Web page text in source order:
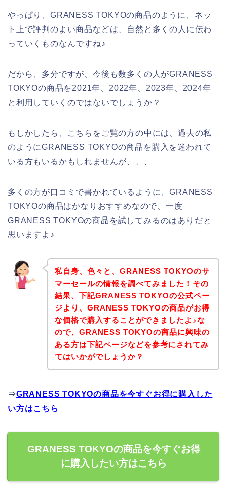
やっぱり、GRANESS TOKYOの商品のように、ネッ
ト上で評判のよい商品などは、自然と多くの人に伝わ
っていくものなんですね♪
だから、多分ですが、今後も数多くの人がGRANESS
TOKYOの商品を2021年、2022年、2023年、2024年
と利用していくのではないでしょうか？
もしかしたら、こちらをご覧の方の中には、過去の私
のようにGRANESS TOKYOの商品を購入を迷われて
いる方もいるかもしれませんが、、、
多くの方が口コミで書かれているように、GRANESS
TOKYOの商品はかなりおすすめなので、一度
GRANESS TOKYOの商品を試してみるのはありだと
思いますよ♪
私自身、色々と、GRANESS TOKYOのサ
マーセールの情報を調べてみました！その
結果、下記GRANESS TOKYOの公式ペー
ジより、GRANESS TOKYOの商品がお得
な価格で購入することができましたよ♪な
ので、GRANESS TOKYOの商品に興味の
ある方は下記ページなどを参考にされてみ
てはいかがでしょうか？
⇒GRANESS TOKYOの商品を今すぐお得に購入した
い方はこちら
GRANESS TOKYOの商品を今すぐお得
に購入したい方はこちら